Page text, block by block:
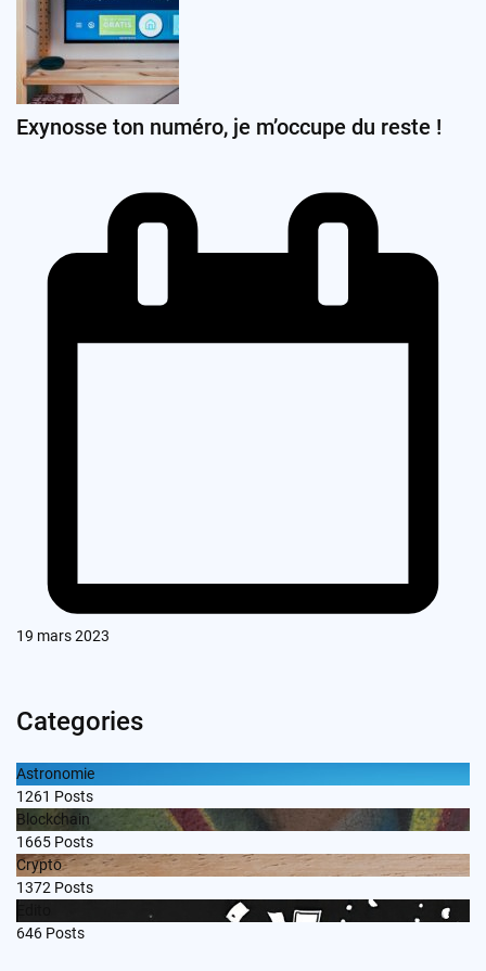
Exynosse ton numéro, je m’occupe du reste !
19 mars 2023
Categories
Astronomie
1261 Posts
Blockchain
1665 Posts
Crypto
1372 Posts
646 Posts